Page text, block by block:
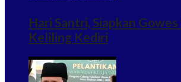
Hari Santri, Siapkan Gowes
Keliling Kediri